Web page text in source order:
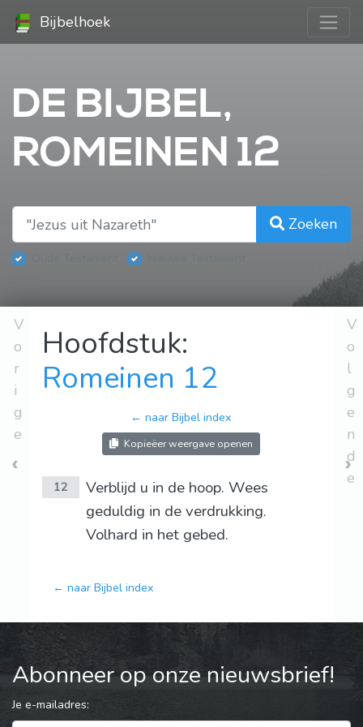
Bijbelhoek
DE BIJBEL,
ROMEINEN 12
Zoeken
V
o
r
i
g
e
Hoofdstuk:
Romeinen 12
← naar Bijbel index
Kopieëer weergave openen
12
Verblijd u in de hoop. Wees
geduldig in de verdrukking.
Volhard in het gebed.
← naar Bijbel index
V
o
l
g
e
n
d
e
Abonneer op onze nieuwsbrief!
Je e-mailadres: